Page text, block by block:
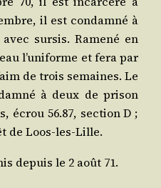
il est condam­né à
sur­sis. Rame­né en
l’uniforme et fera par
de trois semaines. Le
à deux de pri­son
écrou 56.87, sec­tion D ;
de Loos‑les‑Lille.
depuis le 2 août 71.